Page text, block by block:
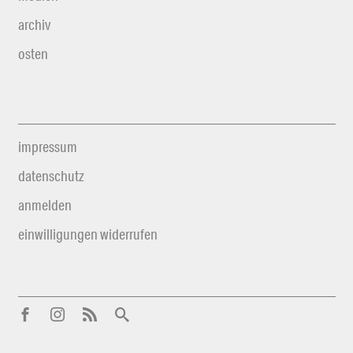
archiv
osten
impressum
datenschutz
anmelden
einwilligungen widerrufen